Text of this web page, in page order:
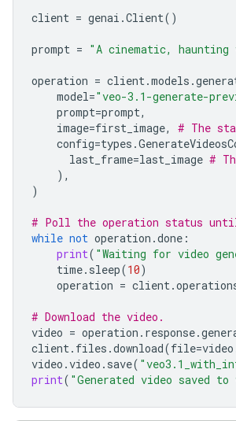
client = genai .Client()
prompt = "A cinematic,
operation = client.models .
model="veo-3.1-generate-
prompt=prompt,
image=first_image,
# The
config=types .
last_frame=last_image #
),
)
# Poll the operation status
while not operation .done :
print( "Waiting for video
time. sleep(10)
operation = client.
# Download the video.
video = operation . response.
client. files .download(file=video
video .video . save(
print( "Generated video saved